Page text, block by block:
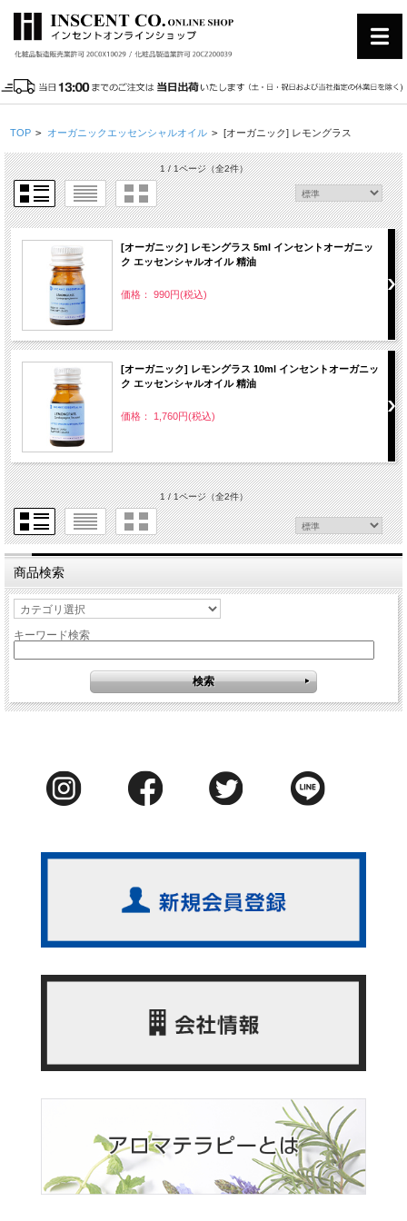
TOP > オーガニックエッセンシャルオイル > [オーガニック] レモングラス
1 / 1ページ（全2件）
[オーガニック] レモングラス 5ml インセントオーガニッ
ク エッセンシャルオイル 精油
価格： 990円(税込)
[オーガニック] レモングラス 10ml インセントオーガニッ
ク エッセンシャルオイル 精油
価格： 1,760円(税込)
1 / 1ページ（全2件）
商品検索
キーワード検索